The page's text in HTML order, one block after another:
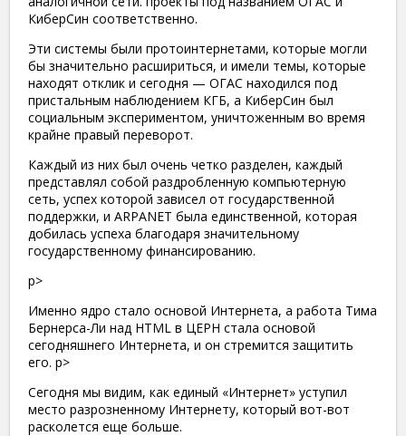
КиберСин соответственно.
Эти системы были протоинтернетами, которые могли
бы значительно расшириться, и имели темы, которые
находят отклик и сегодня — ОГАС находился под
пристальным наблюдением КГБ, а КиберСин был
социальным экспериментом, уничтоженным во время
крайне правый переворот.
Каждый из них был очень четко разделен, каждый
представлял собой раздробленную компьютерную
сеть, успех которой зависел от государственной
поддержки, и ARPANET была единственной, которая
добилась успеха благодаря значительному
государственному финансированию.
p>
Именно ядро ​​стало основой Интернета, а работа Тима
Бернерса-Ли над HTML в ЦЕРН стала основой
сегодняшнего Интернета, и он стремится защитить
его. p>
Сегодня мы видим, как единый «Интернет» уступил
место разрозненному Интернету, который вот-вот
расколется еще больше.